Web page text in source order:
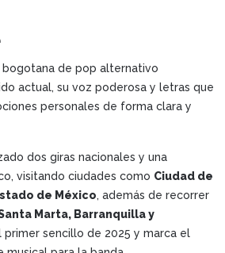
bogotana de pop alternativo
actual, su voz poderosa y letras que
personales de forma clara y
dos giras nacionales y una
visitando ciudades como Ciudad de
de México, además de recorrer
Marta, Barranquilla y
primer sencillo de 2025 y marca el